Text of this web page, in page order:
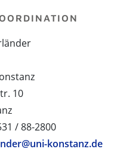
10
/ 88-2800
konstanz.de